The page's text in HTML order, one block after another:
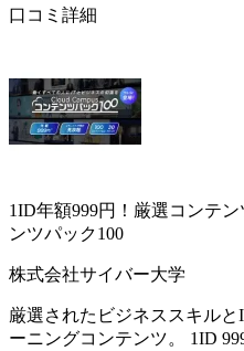
口コミ詳細
1ID年額999円！厳選コンテン
ンツパック100
株式会社サイバー大学
厳選されたビジネススキル
ーニングコンテンツ。 1ID